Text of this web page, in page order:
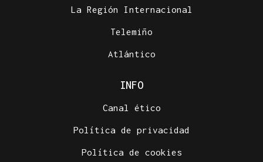
La Región Internacional
Telemiño
Atlántico
INFO
Canal ético
Política de privacidad
Política de cookies